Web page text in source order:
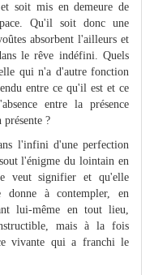
soit mis en demeure de
Qu'il soit donc une
absorbent l'ailleurs et
le rêve indéfini. Quels
qui n'a d'autre fonction
entre ce qu'il est et ce
entre la présence
?
l'infini d'une perfection
l'énigme du lointain en
veut signifier et qu'elle
donne à contempler, en
lui-même en tout lieu,
mais à la fois
vivante qui a franchi le